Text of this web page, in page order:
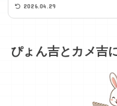
2026.04.29
ぴょん吉とカメ吉